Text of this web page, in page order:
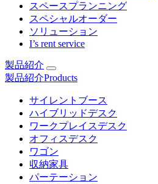
スペースプランニング
スペシャルオーダー
ソリューション
I’s rent service
製品紹介
製品紹介Products
サイレントブース
ハイブリッドデスク
ワークプレイスデスク
オフィスデスク
ワゴン
収納家具
パーテーション